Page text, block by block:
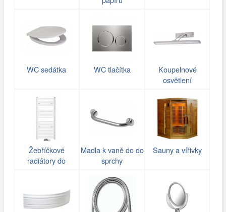
WC sedátka WC tlačítka
Koupelnové
osvětlení
Žebříčkové
radiátory do
Madla k vaně do do
sprchy
Sauny a vířivky